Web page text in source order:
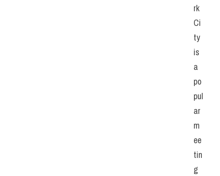
rk
Ci
ty
is
a
po
pul
ar
m
ee
tin
g